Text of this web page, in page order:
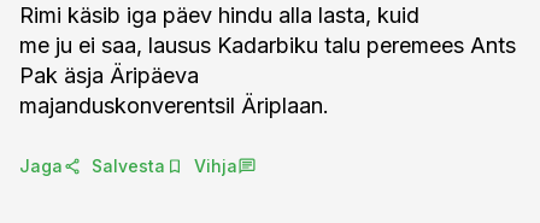
Rimi käsib iga päev hindu alla lasta, kuid
me ju ei saa, lausus Kadarbiku talu peremees Ants
Pak äsja Äripäeva
majanduskonverentsil Äriplaan.
Jaga Salvesta Vihja